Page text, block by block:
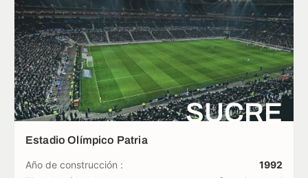
SUCRE
Estadio Olímpico Patria
Año de construcción :
1992